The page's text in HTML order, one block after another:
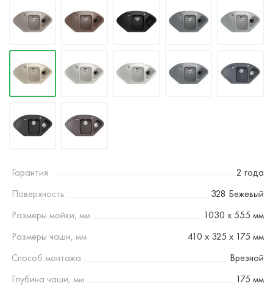
Гарантия
2 года
Поверхность
328 Бежевый
Размеры мойки, мм
1030 х 555 мм
Размеры чаши, мм
410 х 325 х 175 мм
Способ монтажа
Врезной
Глубина чаши, мм
175 мм